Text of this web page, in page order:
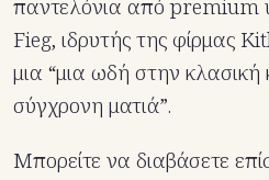
παντελόνια από premium
Fieg, ιδρυτής της φίρμας
μια “μια ωδή στην
σύγχρονη ματιά”.
Μπορείτε να διαβάσετε